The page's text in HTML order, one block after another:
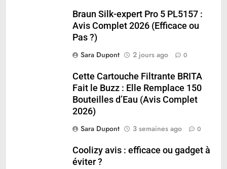
Braun Silk-expert Pro 5 PL5157 :
Avis Complet 2026 (Efficace ou
Pas ?)
Sara Dupont
2 jours ago 0
Cette Cartouche Filtrante BRITA
Fait le Buzz : Elle Remplace 150
Bouteilles d’Eau (Avis Complet
2026)
Sara Dupont
3 semaines ago 0
Coolizy avis : efficace ou gadget à
éviter ?